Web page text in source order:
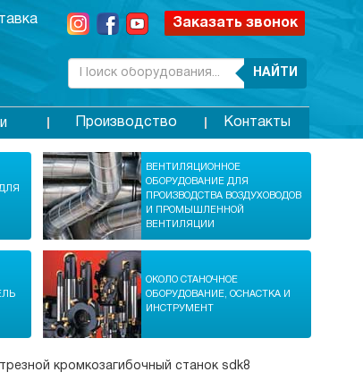
Заказать звонок
НАЙТИ
Производство Контакты
ВЕНТИЛЯЦИОННОЕ
ОБОРУДОВАНИЕ ДЛЯ
ПРОИЗВОДСТВА ВОЗДУХОВОДОВ
И ПРОМЫШЛЕННОЙ
ВЕНТИЛЯЦИИ
ОКОЛО СТАНОЧНОЕ
ОБОРУДОВАНИЕ, ОСНАСТКА И
ИНСТРУМЕНТ
кромкозагибочный станок sdk8